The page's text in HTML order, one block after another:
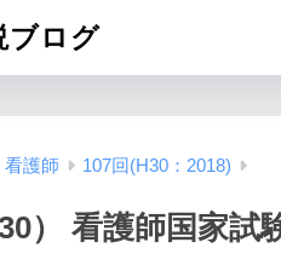
ブログ
看護師 107回(H30：2018)
） 看護師国家試